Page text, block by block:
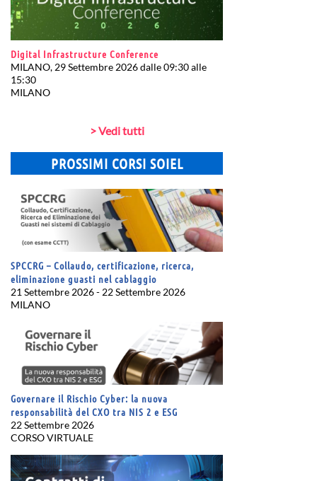
Digital Infrastructure Conference
MILANO, 29 Settembre 2026 dalle 09:30 alle
15:30
MILANO
> Vedi tutti
PROSSIMI CORSI SOIEL
SPCCRG – Collaudo, certificazione, ricerca,
eliminazione guasti nel cablaggio
21 Settembre 2026 - 22 Settembre 2026
MILANO
Governare il Rischio Cyber: la nuova
responsabilità del CXO tra NIS 2 e ESG
22 Settembre 2026
CORSO VIRTUALE